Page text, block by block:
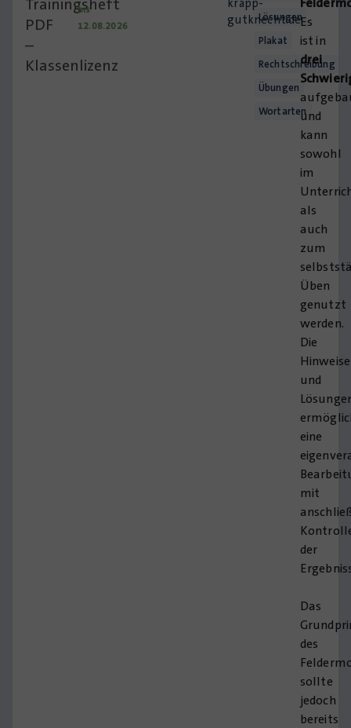
PDF
–
Klassenlizenz
bis
12.08.2026
gutknecht.de
Lösungen
Plakat
Rechtschreibung
Übungen
Wortarten
Es
ist in
drei
und
kann
sowohl
im
als
auch
zum
Üben
genutzt
werden.
Die
Hinweise
und
eine
mit
der
Das
des
sollte
jedoch
bereits